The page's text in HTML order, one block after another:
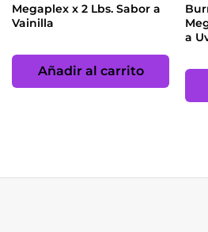
Megaplex x 2 Lbs. Sabor a
Vainilla
Añadir al carrito
a